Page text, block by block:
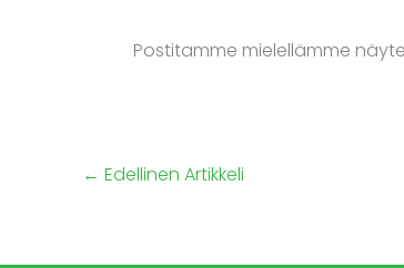
Postitamme mielellämme
← Edellinen Artikkeli